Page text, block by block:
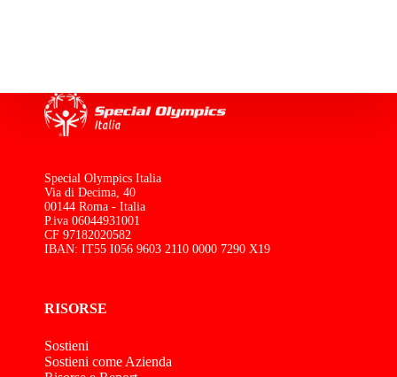
Special Olympics Italia
Via di Decima, 40
00144 Roma - Italia
P.iva 06044931001
CF 97182020582
IBAN: IT55 I056 9603 2110 0000 7290 X19
RISORSE
Sostieni
Sostieni come Azienda